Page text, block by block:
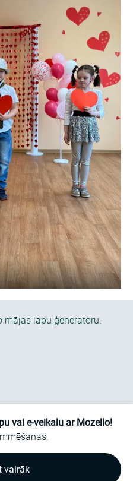
mājas lapu ģeneratoru.
vai e-veikalu ar Mozello!
vairāk